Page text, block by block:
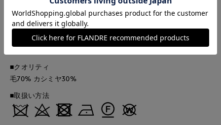
■品番
54283605
■原産国
■クオリティ
毛70% カシミヤ30%
■取扱い方法